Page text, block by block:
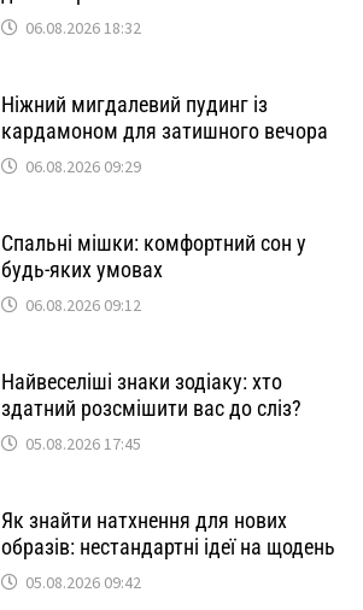
06.08.2026 18:32
Ніжний мигдалевий пудинг із
кардамоном для затишного вечора
06.08.2026 09:29
Спальні мішки: комфортний сон у
будь-яких умовах
06.08.2026 09:12
Найвеселіші знаки зодіаку: хто
здатний розсмішити вас до сліз?
05.08.2026 17:45
Як знайти натхнення для нових
образів: нестандартні ідеї на щодень
05.08.2026 09:42